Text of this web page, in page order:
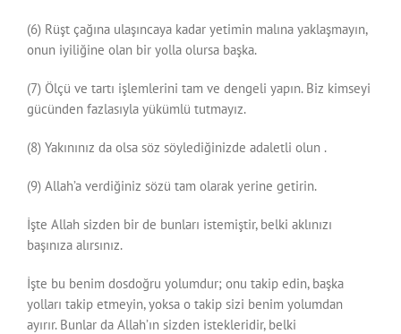
(6) Rüşt çağına ulaşıncaya kadar yetimin malına yaklaşmayın,
onun iyiliğine olan bir yolla olursa başka.
(7) Ölçü ve tartı işlemlerini tam ve dengeli yapın. Biz kimseyi
gücünden fazlasıyla yükümlü tutmayız.
(8) Yakınınız da olsa söz söylediğinizde adaletli olun .
(9) Allah’a verdiğiniz sözü tam olarak yerine getirin.
İşte Allah sizden bir de bunları istemiştir, belki aklınızı
başınıza alırsınız.
İşte bu benim dosdoğru yolumdur; onu takip edin, başka
yolları takip etmeyin, yoksa o takip sizi benim yolumdan
ayırır. Bunlar da Allah’ın sizden istekleridir, belki